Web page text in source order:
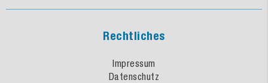
Rechtliches
Impressum
Datenschutz